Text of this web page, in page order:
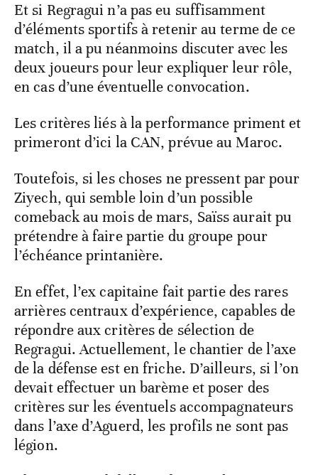
Et si Regragui n’a pas eu suffisamment
d’éléments sportifs à retenir au terme de ce
match, il a pu néanmoins discuter avec les
deux joueurs pour leur expliquer leur rôle,
en cas d’une éventuelle convocation.
Les critères liés à la performance priment et
primeront d’ici la CAN, prévue au Maroc.
Toutefois, si les choses ne pressent par pour
Ziyech, qui semble loin d’un possible
comeback au mois de mars, Saïss aurait pu
prétendre à faire partie du groupe pour
l’échéance printanière.
En effet, l’ex capitaine fait partie des rares
arrières centraux d’expérience, capables de
répondre aux critères de sélection de
Regragui. Actuellement, le chantier de l’axe
de la défense est en friche. D’ailleurs, si l’on
devait effectuer un barème et poser des
critères sur les éventuels accompagnateurs
dans l’axe d’Aguerd, les profils ne sont pas
légion.